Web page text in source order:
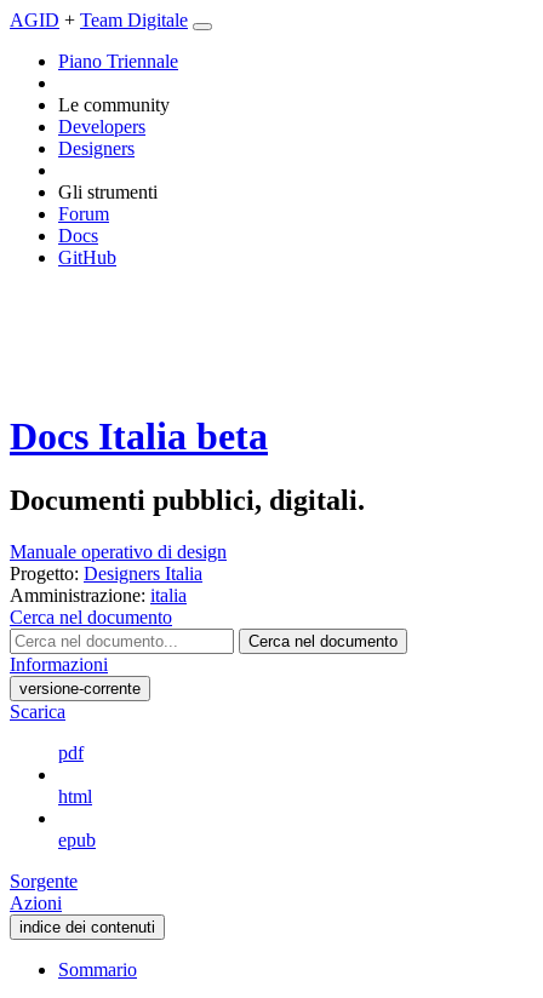
AGID + Team Digitale
Piano Triennale
Le community
Developers
Designers
Gli strumenti
Forum
Docs
GitHub
Docs Italia beta
Documenti pubblici, digitali.
Manuale operativo di design
Progetto: Designers Italia
Amministrazione: italia
Cerca nel documento
Cerca nel documento
Informazioni
versione-corrente
Scarica
pdf
html
epub
Sorgente
Azioni
indice dei contenuti
Sommario